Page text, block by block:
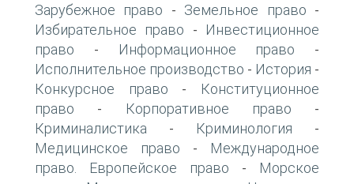
Зарубежное право - Земельное право -
Избирательное право -
Инвестиционное
право - Информационное право -
Исполнительное производство - История -
Конкурсное право -
Конституционное
право - Корпоративное право -
Криминалистика - Криминология -
Медицинское право -
Международное
право. Европейское право -
Морское